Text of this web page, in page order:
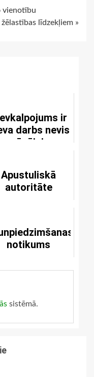
vienotību
līdzekļiem »
ir
darbs nevis
mūsējais
Apustuliskā
autoritāte
notikums
sistēmā.